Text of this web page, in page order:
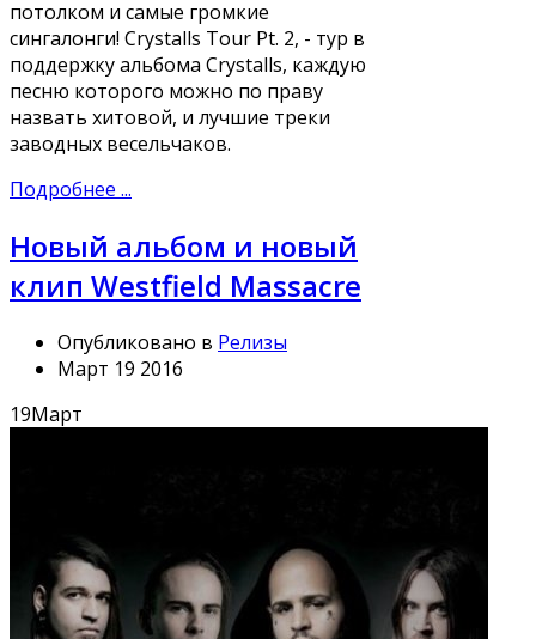
потолком и самые громкие
сингалонги! Crystalls Tour Pt. 2, - тур в
поддержку альбома Crystalls, каждую
песню которого можно по праву
назвать хитовой, и лучшие треки
заводных весельчаков.
Подробнее ...
Новый альбом и новый
клип Westfield Massacre
Опубликовано в Релизы
Март 19 2016
19Март